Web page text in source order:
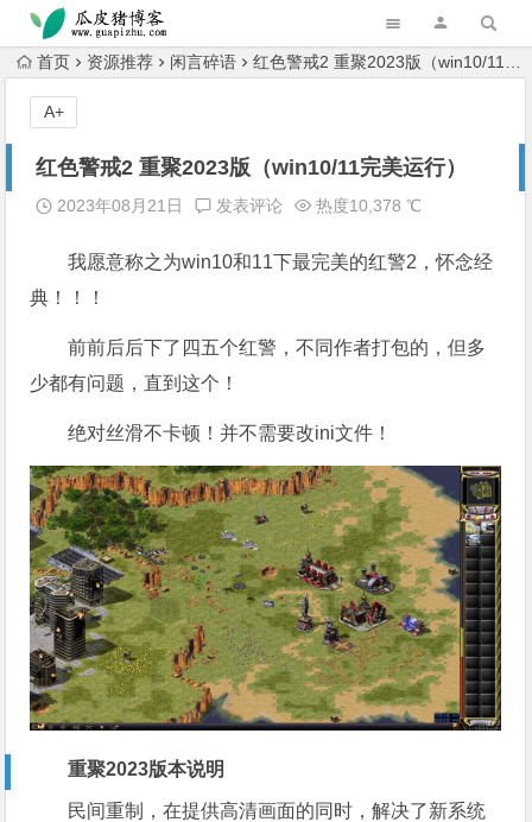
跳转到主内容
首页 资源推荐 闲言碎语 红色警戒2 重聚2023版（win10/11完美运行）
红色警戒2 重聚2023版（win10/11完美运行）
2023年08月21日 发表评论 热度10,378 ℃
我愿意称之为win10和11下最完美的红警2，怀念经
典！！！
前前后后下了四五个红警，不同作者打包的，但多
少都有问题，直到这个！
绝对丝滑不卡顿！并不需要改ini文件！
重聚2023版本说明
民间重制，在提供高清画面的同时，解决了新系统
A+